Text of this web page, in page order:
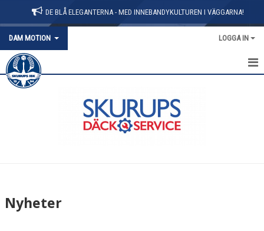
DE BLÅ ELEGANTERNA - MED INNEBANDYKULTUREN I VÄGGARNA!
DAM MOTION LOGGA IN
HEM
BILDGALLERI
Nyheter